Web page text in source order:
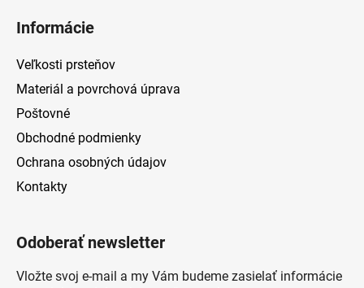
Informácie
Veľkosti prsteňov
Materiál a povrchová úprava
Poštovné
Obchodné podmienky
Ochrana osobných údajov
Kontakty
Odoberať newsletter
Vložte svoj e-mail a my Vám budeme zasielať informácie